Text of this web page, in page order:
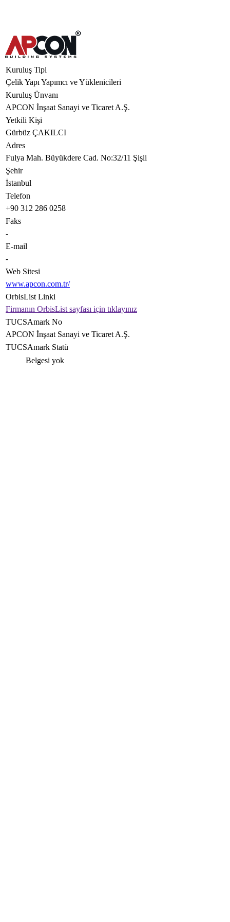
Kuruluş Tipi
Çelik Yapı Yapımcı ve Yüklenicileri
Kuruluş Ünvanı
APCON İnşaat Sanayi ve Ticaret A.Ş.
Yetkili Kişi
Gürbüz ÇAKILCI
Adres
Fulya Mah. Büyükdere Cad. No:32/11 Şişli
Şehir
İstanbul
Telefon
+90 312 286 0258
Faks
-
E-mail
-
Web Sitesi
www.apcon.com.tr/
OrbisList Linki
Firmanın OrbisList sayfası için tıklayınız
TUCSAmark No
APCON İnşaat Sanayi ve Ticaret A.Ş.
TUCSAmark Statü
Belgesi yok